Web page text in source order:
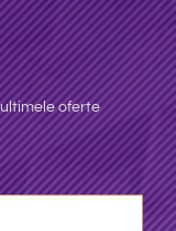
oferte